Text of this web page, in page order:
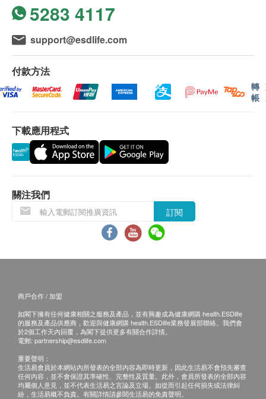
低劑量肺部電腦掃描
骨質密度 重點項目
骨質密度測驗
2 基本項目
高敏感丙種反應蛋白
基本健康評估
身高
體重
耳鼻喉檢查
内科檢查
外科檢查
總膽固醇
三酸甘油脂
體檢當日
如受檢者正在服用治療糖尿病、高血壓、心臟病、
哮喘等慢性疾病的藥物，受檢當日不要停藥，喝少
量水服藥。
緩陰超及婦科檢查，待經期結束後三天再補檢。
備孕、懷孕或可能已受孕者,請預先告知醫護人員,
勿做X光、CT等具有放射性的檢查,婦科及孕期陰
情況，便於醫生作出更準確的判斷。
陰超檢查僅限已婚或有性生活者,未婚女性不做婦
科檢查，檢查前建議排空膀胱。
陰道藥物，以得到準確的檢查結果。
文、英文三個版本有任何抵觸或不相符之處，應以
繁體中文版本為準。
二、報告領取和講解
體檢報告為簡體中文版本。
體檢報告會在體檢後5-7個工作日內完成，並通過
告：
預留E-mail，瑞慈體檢會在報告完成後發送至
客人電郵地址；
寄，郵費到付（可送到港澳地區）；
報告完成後到體檢中心領取。 免費列印紙質體
檢報告。
體檢報告完成後可預約醫生講解報告，客戶可選擇
15601761306），醫生會添加客人微信，並通
過微信聯絡客人解讀。
電話講解：需至少提前1日預約具體時間（聯絡
電話：+86 4001688188；WeChat：+86
15601761306），醫生會按預約時間主動聯絡
客戶。
當面講解：需至少提前1日預約具體時間（聯絡
5283 4117
support@esdlife.com
付款方法
轉
帳
下載應用程式
關注我們
訂閱
商戶合作 / 加盟
如閣下擁有任何健康相關之服務及產品，並有興趣成為健康網購 health.ESDlife
的服務及產品供應商，歡迎與健康網購 health.ESDlife業務發展部聯絡。我們會
於2個工作天內回覆，為閣下提供更多有關合作詳情。
電郵: partnership@esdlife.com
重要聲明：
生活易會員於本網站內所發表的全部內容為即時更新，因此生活易不會預先審查
任何內容，並不會保證其準確性、完整性及質量。此外，會員所發表的全部內容
均屬個人意見，並不代表生活易之言論及立場。如從而引起任何損失或法律糾
紛，生活易概不負責。有關詳情請參閱生活易的免責聲明。